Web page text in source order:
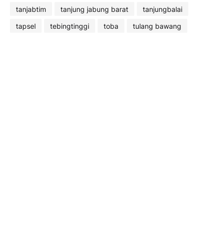
tanjabtim
tanjung jabung barat
tanjungbalai
tapsel
tebingtinggi toba tulang bawang